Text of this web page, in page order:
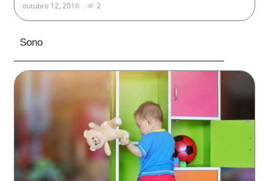
outubro 12, 2016 2
Sono